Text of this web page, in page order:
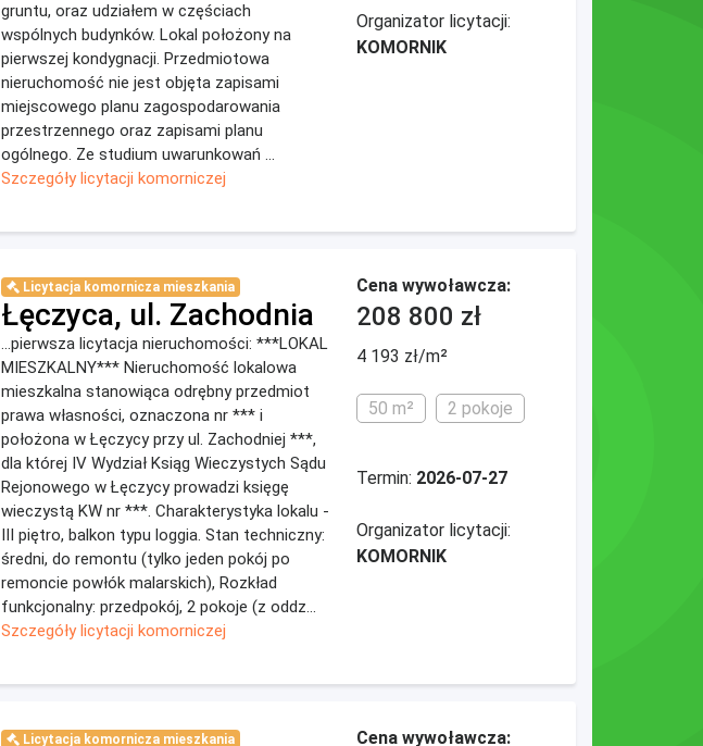
gruntu, oraz udziałem w częściach
wspólnych budynków. Lokal położony na
pierwszej kondygnacji. Przedmiotowa
nieruchomość nie jest objęta zapisami
miejscowego planu zagospodarowania
przestrzennego oraz zapisami planu
ogólnego. Ze studium uwarunkowań ...
Szczegóły licytacji komorniczej
Organizator licytacji:
KOMORNIK
Licytacja komornicza mieszkania
Łęczyca, ul. Zachodnia
...pierwsza licytacja nieruchomości: ***LOKAL
MIESZKALNY*** Nieruchomość lokalowa
mieszkalna stanowiąca odrębny przedmiot
prawa własności, oznaczona nr *** i
położona w Łęczycy przy ul. Zachodniej ***,
dla której IV Wydział Ksiąg Wieczystych Sądu
Rejonowego w Łęczycy prowadzi księgę
wieczystą KW nr ***. Charakterystyka lokalu -
III piętro, balkon typu loggia. Stan techniczny:
średni, do remontu (tylko jeden pokój po
remoncie powłók malarskich), Rozkład
funkcjonalny: przedpokój, 2 pokoje (z oddz...
Szczegóły licytacji komorniczej
Cena wywoławcza:
208 800 zł
4 193 zł/m²
50 m² 2 pokoje
Termin: 2026-07-27
Organizator licytacji:
KOMORNIK
Licytacja komornicza mieszkania Cena wywoławcza: